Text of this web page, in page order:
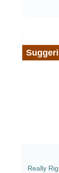
Salta la
Really